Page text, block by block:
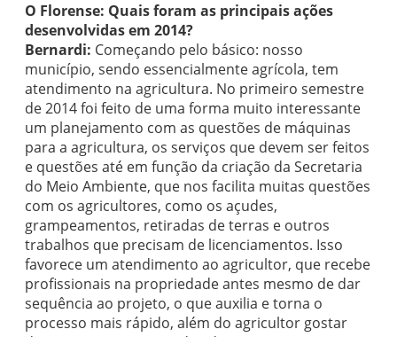
O Florense: Quais foram as principais ações
desenvolvidas em 2014?
Bernardi: Começando pelo básico: nosso
município, sendo essencialmente agrícola, tem
atendimento na agricultura. No primeiro semestre
de 2014 foi feito de uma forma muito interessante
um planejamento com as questões de máquinas
para a agricultura, os serviços que devem ser feitos
e questões até em função da criação da Secretaria
do Meio Ambiente, que nos facilita muitas questões
com os agricultores, como os açudes,
grampeamentos, retiradas de terras e outros
trabalhos que precisam de licenciamentos. Isso
favorece um atendimento ao agricultor, que recebe
profissionais na propriedade antes mesmo de dar
sequência ao projeto, o que auxilia e torna o
processo mais rápido, além do agricultor gostar